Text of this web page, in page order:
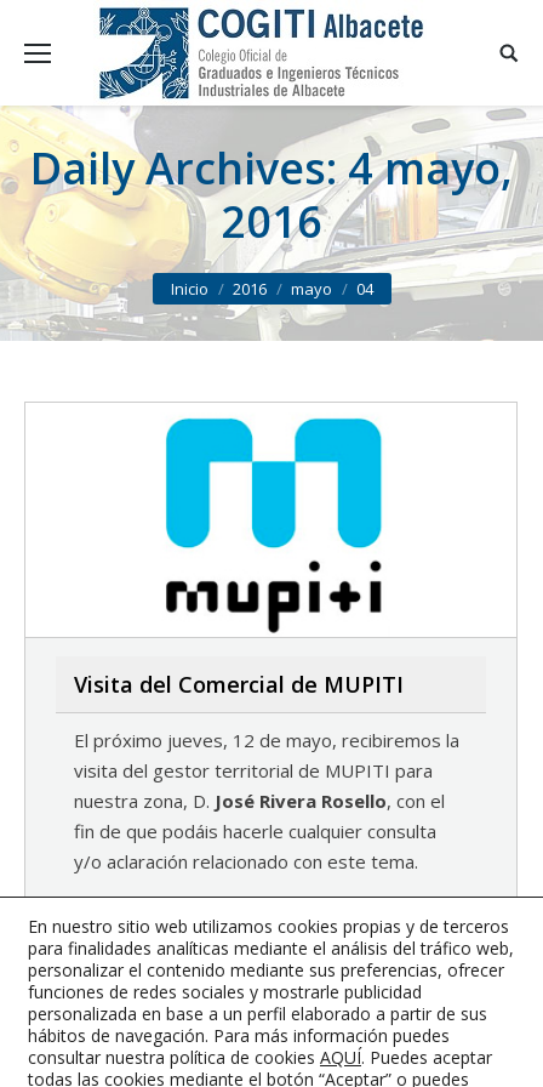
Daily Archives:4 mayo,
2016
You are here:
Inicio 2016 mayo 04
Visita del Comercial de MUPITI
El próximo jueves, 12 de mayo, recibiremos la
visita del gestor territorial de MUPITI para
nuestra zona, D. José Rivera Rosello, con el
fin de que podáis hacerle cualquier consulta
y/o aclaración relacionado con este tema.
El horario de atención al colegiado será en
horario de mañana de 9,00 h. hasta 14.00 h.
4 mayo, 2016 Noticias BySynergy Internet
En nuestro sitio web utilizamos cookies propias y de terceros
para finalidades analíticas mediante el análisis del tráfico web,
personalizar el contenido mediante sus preferencias, ofrecer
funciones de redes sociales y mostrarle publicidad
personalizada en base a un perfil elaborado a partir de sus
hábitos de navegación. Para más información puedes
consultar nuestra política de cookies AQUÍ. Puedes aceptar
todas las cookies mediante el botón “Aceptar” o puedes